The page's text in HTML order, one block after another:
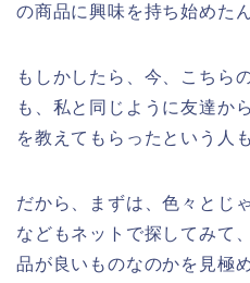
の商品に興味を持ち始めた
もしかしたら、今、こちら
も、私と同じように友達か
を教えてもらったという人
だから、まずは、色々とじ
などもネットで探してみて
品が良いものなのかを見極